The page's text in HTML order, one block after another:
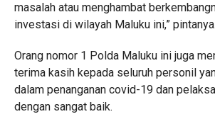
masalah atau menghambat
investasi di wilayah Maluku ini,” pintanya.
Orang nomor 1 Polda Maluku ini juga
terima kasih kepada seluruh personil
dalam penanganan covid-19 dan
dengan sangat baik.